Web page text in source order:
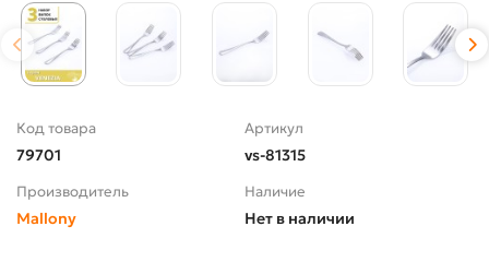
Код товара
79701
Артикул
vs-81315
Производитель
Mallony
Наличие
Нет в наличии